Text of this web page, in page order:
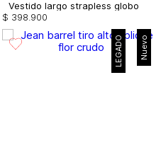
Vestido largo strapless globo
$ 398 900
Nuevo
LEGADO